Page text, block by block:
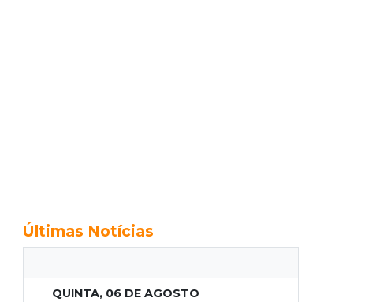
Últimas Notícias
QUINTA, 06 DE AGOSTO